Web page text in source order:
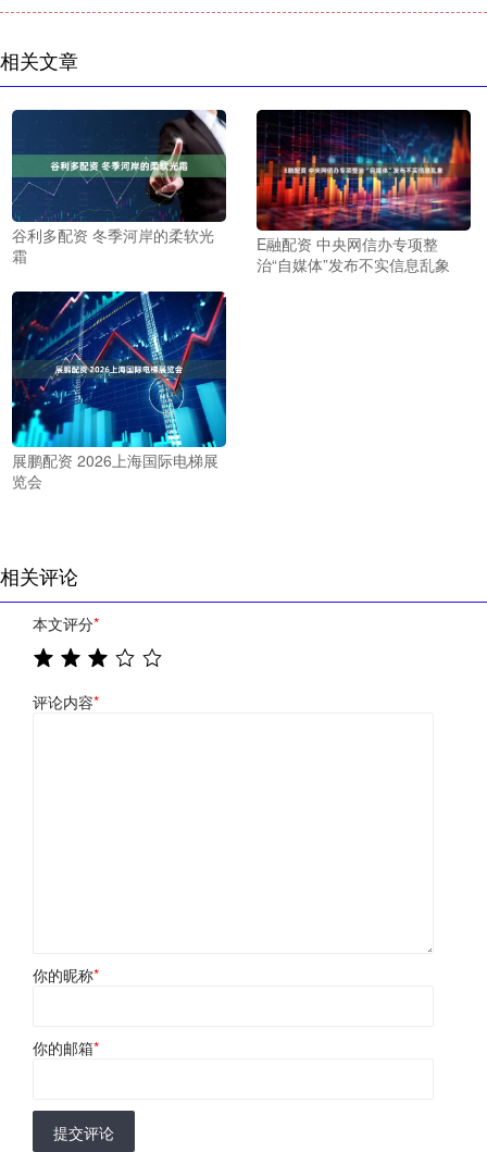
相关文章
谷利多配资 冬季河岸的柔软光
霜
E融配资 中央网信办专项整
治“自媒体”发布不实信息乱象
展鹏配资 2026上海国际电梯展
览会
相关评论
本文评分*
评论内容*
你的昵称*
你的邮箱*
提交评论